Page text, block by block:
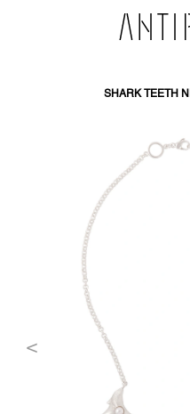
SHARK TEETH